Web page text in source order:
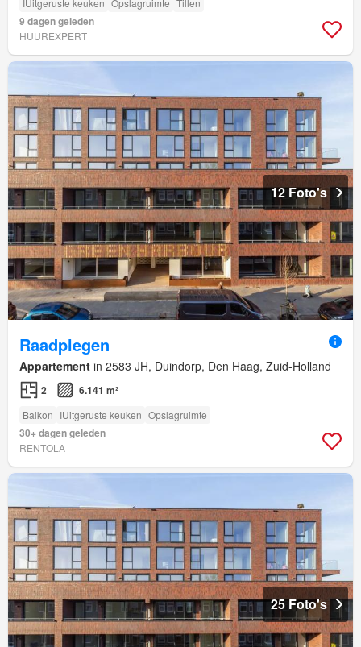
IUitgeruste keuken Opslagruimte Tillen
9 dagen geleden
HUUREXPERT
12 Foto's
Raadplegen
Appartement in 2583 JH, Duindorp, Den Haag, Zuid-Holland
2 6.141 m²
Balkon IUitgeruste keuken Opslagruimte
30+ dagen geleden
RENTOLA
25 Foto's